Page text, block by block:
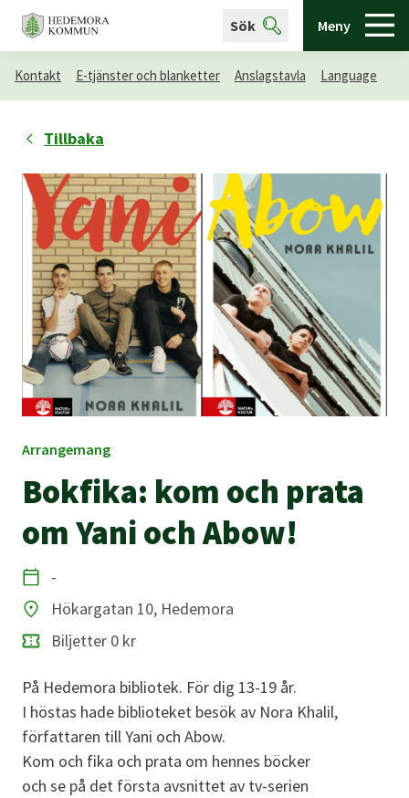
Sök Meny
Kontakt E-tjänster och blanketter Anslagstavla Language
Tillbaka
Arrangemang
Bokfika: kom och prata
om Yani och Abow!
Datum
-
Plats
Hökargatan 10, Hedemora
Biljetter 0 kr
På Hedemora bibliotek. För dig 13-19 år.
I höstas hade biblioteket besök av Nora Khalil,
författaren till Yani och Abow.
Kom och fika och prata om hennes böcker
och se på det första avsnittet av tv-serien